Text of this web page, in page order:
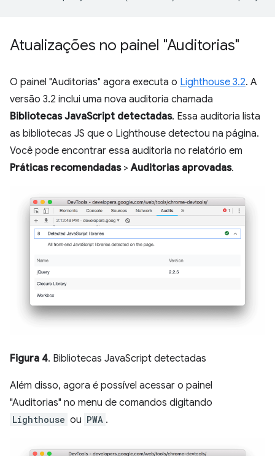
Atualizações no painel "Auditorias"
O painel "Auditorias" agora executa o Lighthouse 3.2. A
versão 3.2 inclui uma nova auditoria chamada
Bibliotecas JavaScript detectadas. Essa auditoria lista
as bibliotecas JS que o Lighthouse detectou na página.
Você pode encontrar essa auditoria no relatório em
Práticas recomendadas>Auditorias aprovadas.
Figura 4. Bibliotecas JavaScript detectadas
Além disso, agora é possível acessar o painel
"Auditorias" no menu de comandos digitando
Lighthouse ou PWA .